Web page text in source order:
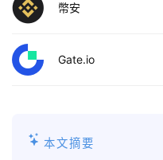
幣安
Gate.io
本文摘要